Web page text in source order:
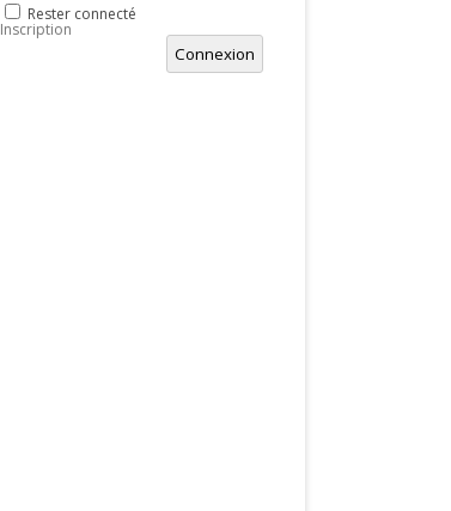
Rester connecté
Connexion
Inscription